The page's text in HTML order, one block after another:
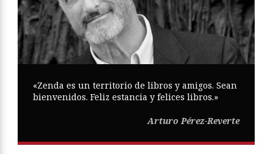
«Zenda es un territorio de libros y amigos. Sean
bienvenidos. Feliz estancia y felices libros.»
Arturo Pérez-Reverte